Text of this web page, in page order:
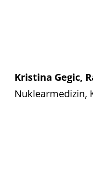
Kristina Gegic,
Nuklearmedizin,